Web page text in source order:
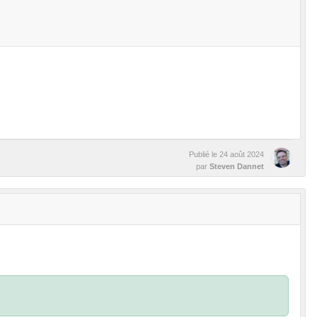
Publié le 24 août 2024
par Steven Dannet